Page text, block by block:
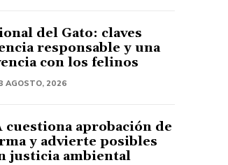
del Gato: claves
responsable y una
con los felinos
AGOSTO, 2026
cuestiona aprobación de
y advierte posibles
justicia ambiental